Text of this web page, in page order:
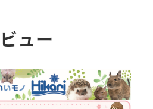
ュー